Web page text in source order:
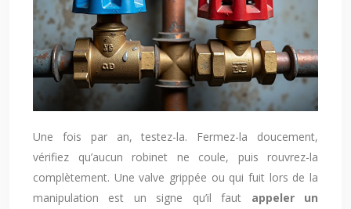
Une fois par an, testez-la. Fermez-la doucement,
vérifiez qu’aucun robinet ne coule, puis rouvrez-la
complètement. Une valve grippée ou qui fuit lors de la
manipulation est un signe qu’il faut appeler un